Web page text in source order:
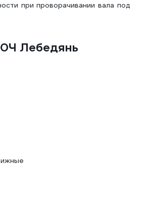
при проворачивании вала под
Лебедянь